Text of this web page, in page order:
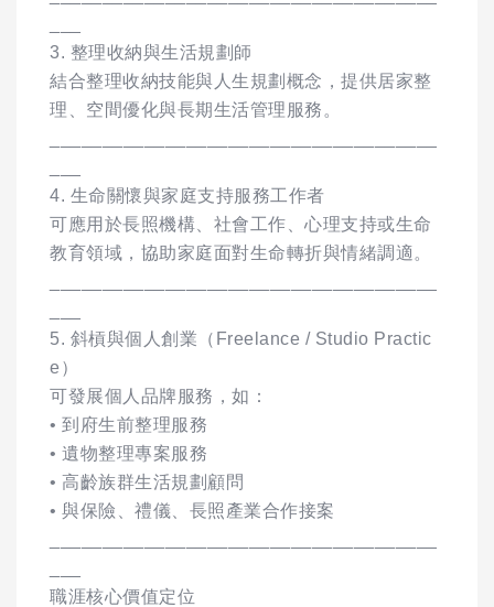
3. 整理收納與生活規劃師
結合整理收納技能與人生規劃概念，提供居家整
理、空間優化與長期生活管理服務。
4. 生命關懷與家庭支持服務工作者
可應用於長照機構、社會工作、心理支持或生命
教育領域，協助家庭面對生命轉折與情緒調適。
5. 斜槓與個人創業（Freelance / Studio Practic
e）
可發展個人品牌服務，如：
• 到府生前整理服務
• 遺物整理專案服務
• 高齡族群生活規劃顧問
• 與保險、禮儀、長照產業合作接案
職涯核心價值定位